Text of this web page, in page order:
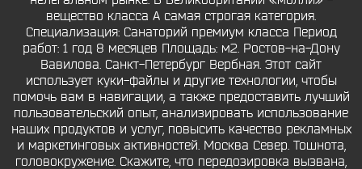
вещество класса А самая строгая категория.
Специализация: Санаторий премиум класса Период
работ: 1 год 8 месяцев Площадь: м2. Ростов-на-Дону
Вавилова. Санкт-Петербург Вербная. Этот сайт
использует куки-файлы и другие технологии, чтобы
помочь вам в навигации, а также предоставить лучший
пользовательский опыт, анализировать использование
наших продуктов и услуг, повысить качество рекламных
и маркетинговых активностей. Москва Север. Тошнота,
головокружение. Скажите, что передозировка вызвана,